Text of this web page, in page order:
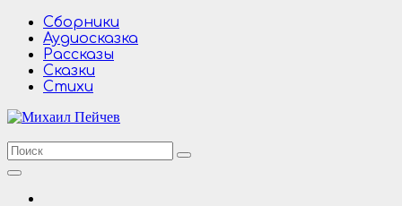
Перейти
содержимому
Сборники
Аудиосказка
Рассказы
Сказки
Стихи